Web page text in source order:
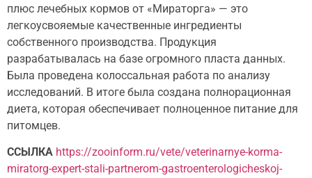
плюс лечебных кормов от «Мираторга» — это
легкоусвояемые качественные ингредиенты
собственного производства. Продукция
разрабатывалась на базе огромного пласта данных.
Была проведена колоссальная работа по анализу
исследований. В итоге была создана полнорационная
диета, которая обеспечивает полноценное питание для
питомцев.
ССЫЛКА https://zooinform.ru/vete/veterinarnye-korma-
miratorg-expert-stali-partnerom-gastroenterologicheskoj-